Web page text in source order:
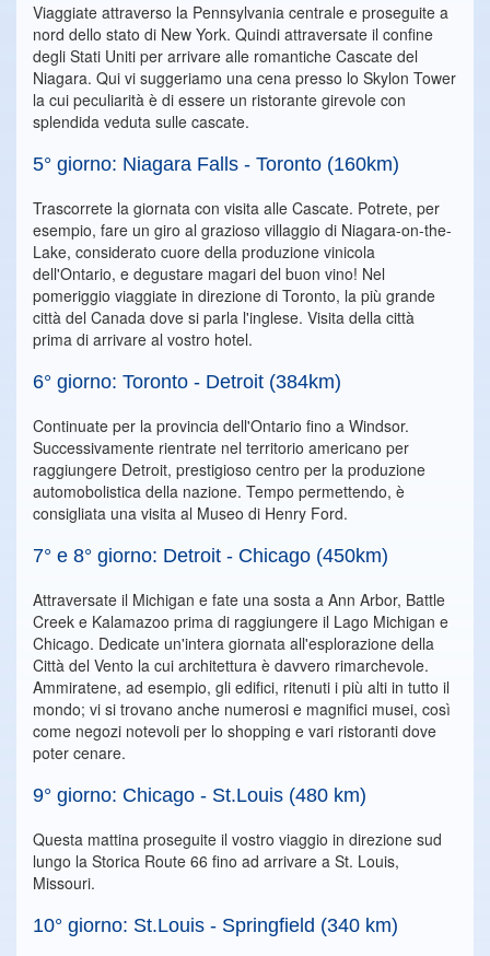
Viaggiate attraverso la Pennsylvania centrale e proseguite a
nord dello stato di New York. Quindi attraversate il confine
degli Stati Uniti per arrivare alle romantiche Cascate del
Niagara. Qui vi suggeriamo una cena presso lo Skylon Tower
la cui peculiarità è di essere un ristorante girevole con
splendida veduta sulle cascate.
5° giorno: Niagara Falls - Toronto (160km)
Trascorrete la giornata con visita alle Cascate. Potrete, per
esempio, fare un giro al grazioso villaggio di Niagara-on-the-
Lake, considerato cuore della produzione vinicola
dell'Ontario, e degustare magari del buon vino! Nel
pomeriggio viaggiate in direzione di Toronto, la più grande
città del Canada dove si parla l'inglese. Visita della città
prima di arrivare al vostro hotel.
6° giorno: Toronto - Detroit (384km)
Continuate per la provincia dell'Ontario fino a Windsor.
Successivamente rientrate nel territorio americano per
raggiungere Detroit, prestigioso centro per la produzione
automobolistica della nazione. Tempo permettendo, è
consigliata una visita al Museo di Henry Ford.
7° e 8° giorno: Detroit - Chicago (450km)
Attraversate il Michigan e fate una sosta a Ann Arbor, Battle
Creek e Kalamazoo prima di raggiungere il Lago Michigan e
Chicago. Dedicate un'intera giornata all'esplorazione della
Città del Vento la cui architettura è davvero rimarchevole.
Ammiratene, ad esempio, gli edifici, ritenuti i più alti in tutto il
mondo; vi si trovano anche numerosi e magnifici musei, così
come negozi notevoli per lo shopping e vari ristoranti dove
poter cenare.
9° giorno: Chicago - St.Louis (480 km)
Questa mattina proseguite il vostro viaggio in direzione sud
lungo la Storica Route 66 fino ad arrivare a St. Louis,
Missouri.
10° giorno: St.Louis - Springfield (340 km)